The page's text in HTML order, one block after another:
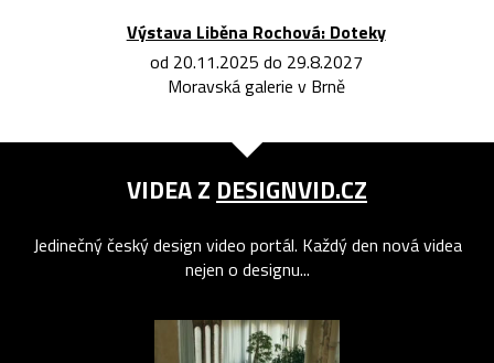
Výstava Liběna Rochová: Doteky
od 20.11.2025 do 29.8.2027
Moravská galerie v Brně
VIDEA Z DESIGNVID.CZ
Jedinečný český design video portál. Každý den nová videa
nejen o designu...